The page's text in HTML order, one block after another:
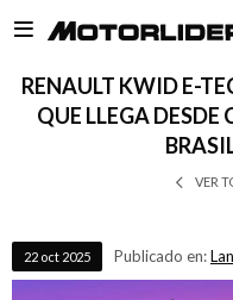

RENAULT KWID E-
QUE LLEGA
VER
22 oct 2025 Publicado en: